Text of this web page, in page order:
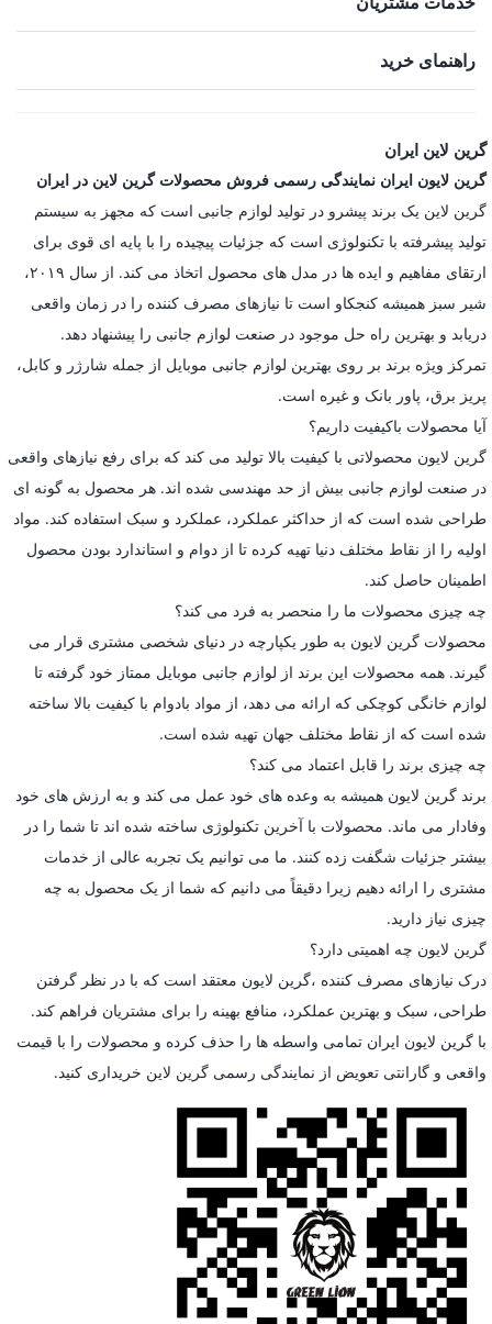
راهنمای خرید
گرین لاین ایران
گرین لایون ایران نمایندگی رسمی فروش محصولات گرین لاین در ایران
گرین لاین یک برند پیشرو در تولید لوازم جانبی است که مجهز به سیستم
تولید پیشرفته با تکنولوژی است که جزئیات پیچیده را با پایه ای قوی برای
ارتقای مفاهیم و ایده ها در مدل های محصول اتخاذ می کند. از سال ۲۰۱۹،
شیر سبز همیشه کنجکاو است تا نیازهای مصرف کننده را در زمان واقعی
دریابد و بهترین راه حل موجود در صنعت لوازم جانبی را پیشنهاد دهد.
تمرکز ویژه برند بر روی بهترین لوازم جانبی موبایل از جمله شارژر و کابل،
پریز برق، پاور بانک و غیره است.
آیا محصولات باکیفیت داریم؟
گرین لایون محصولاتی با کیفیت بالا تولید می کند که برای رفع نیازهای واقعی
در صنعت لوازم جانبی بیش از حد مهندسی شده اند. هر محصول به گونه ای
طراحی شده است که از حداکثر عملکرد، عملکرد و سبک استفاده کند. مواد
اولیه را از نقاط مختلف دنیا تهیه کرده تا از دوام و استاندارد بودن محصول
اطمینان حاصل کند.
چه چیزی محصولات ما را منحصر به فرد می کند؟
محصولات گرین لایون به طور یکپارچه در دنیای شخصی مشتری قرار می
گیرند. همه محصولات این برند از لوازم جانبی موبایل ممتاز خود گرفته تا
لوازم خانگی کوچکی که ارائه می دهد، از مواد بادوام با کیفیت بالا ساخته
شده است که از نقاط مختلف جهان تهیه شده است.
چه چیزی برند را قابل اعتماد می کند؟
برند گرین لایون همیشه به وعده های خود عمل می کند و به ارزش های خود
وفادار می ماند. محصولات با آخرین تکنولوژی ساخته شده اند تا شما را در
بیشتر جزئیات شگفت زده کنند. ما می توانیم یک تجربه عالی از خدمات
مشتری را ارائه دهیم زیرا دقیقاً می دانیم که شما از یک محصول به چه
چیزی نیاز دارید.
گرین لایون چه اهمیتی دارد؟
درک نیازهای مصرف کننده ،گرین لایون معتقد است که با در نظر گرفتن
طراحی، سبک و بهترین عملکرد، منافع بهینه را برای مشتریان فراهم کند.
با گرین لایون ایران تمامی واسطه ها را حذف کرده و محصولات را با قیمت
واقعی و گارانتی تعویض از نمایندگی رسمی گرین لاین خریداری کنید.